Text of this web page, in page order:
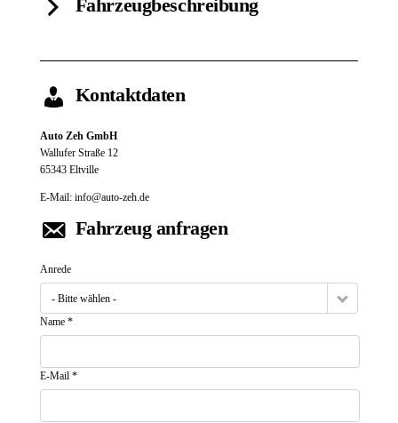
Fahrzeugbeschreibung
Kontaktdaten
Auto Zeh GmbH
Wallufer Straße 12
65343 Eltville
E-Mail: info@auto-zeh.de
Fahrzeug anfragen
Anrede
- Bitte wählen -
Name *
E-Mail *